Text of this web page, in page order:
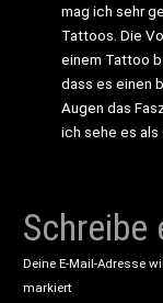
mag ich sehr
Tattoos. Die
einem Tattoo
dass es einen
Augen das
ich sehe es
Schreibe
Deine E-Mail-Adresse
markiert